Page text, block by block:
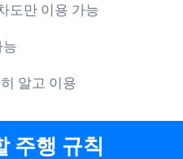
도만 이용 가능
능
알고 이용
주행 규칙